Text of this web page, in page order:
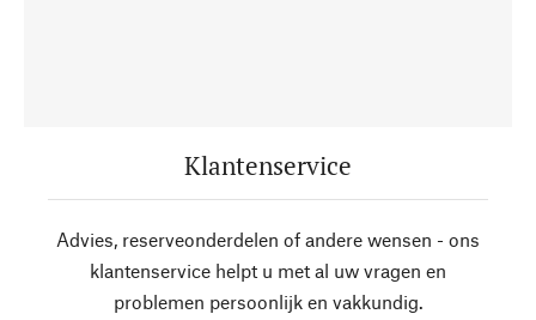
Klantenservice
Advies, reserveonderdelen of andere wensen - ons
klantenservice helpt u met al uw vragen en
problemen persoonlijk en vakkundig.